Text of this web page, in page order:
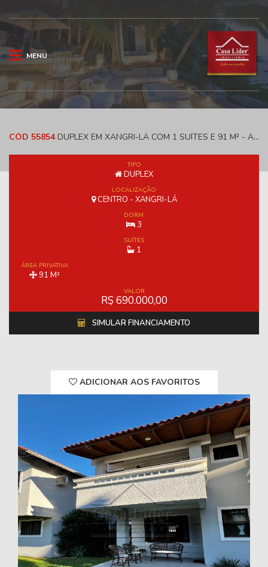
MENU
CÓD 55854DUPLEX EM XANGRI-LÁ COM 1 SUÍTES E 91 M² - ANDIARA RESIDÊNCIAL
TIPO
DUPLEX
LOCALIZAÇÃO
CENTRO - XANGRI-LÁ
DORM.
3
SUÍTES
1
ÁREA PRIVATIVA
91 M²
VALOR
R$ 690.000,00
SIMULAR FINANCIAMENTO
ADICIONAR AOS FAVORITOS